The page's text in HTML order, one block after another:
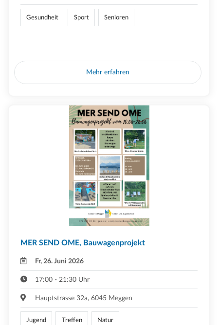
Gesundheit Sport Senioren
Mehr erfahren
MER SEND OME, Bauwagenprojekt
Fr, 26. Juni 2026
17:00 - 21:30 Uhr
Hauptstrasse 32a, 6045 Meggen
Jugend Treffen Natur